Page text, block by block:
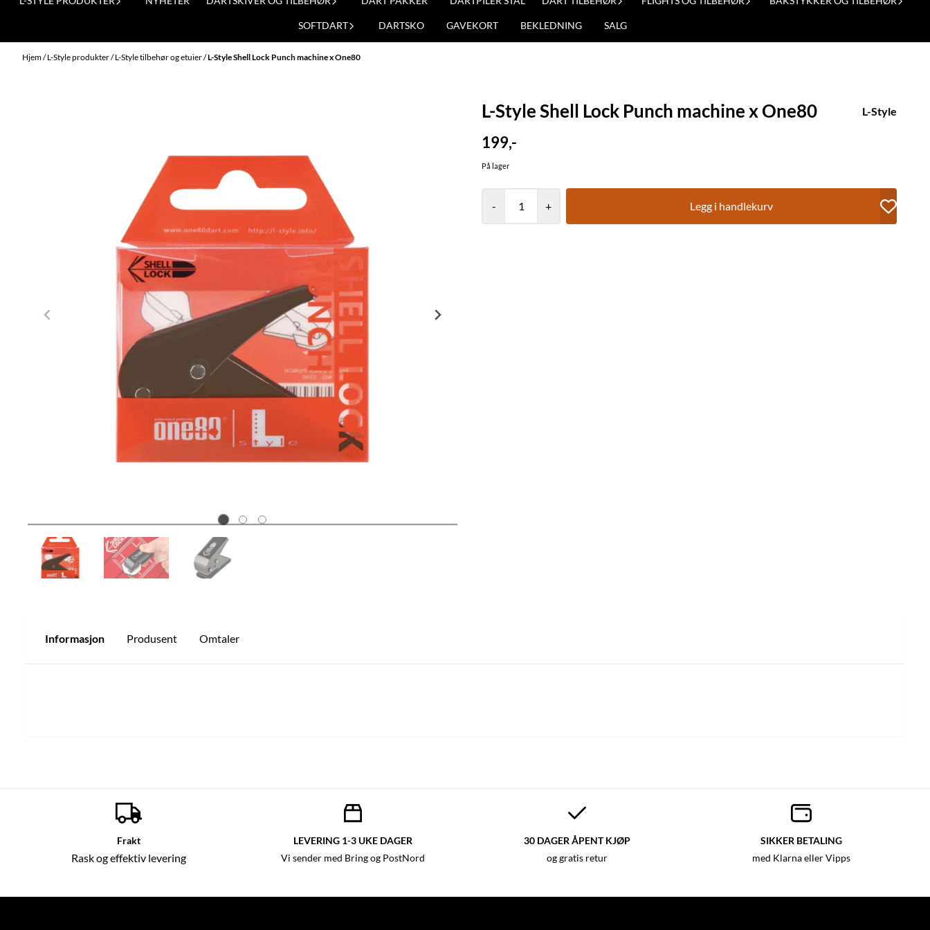
SOFTDART DARTSKO GAVEKORT BEKLEDNING SALG
Hjem/L-Style produkter/L-Style tilbehør og etuier/L-Style Shell Lock Punch machine x One80
L-Style Shell Lock Punch machine x One80 L-Style
199,-
På lager
- + Legg i handlekurv
Informasjon Produsent Omtaler
Frakt
Rask og effektiv levering
LEVERING 1-3 UKE DAGER
Vi sender med Bring og PostNord
30 DAGER ÅPENT KJØP
og gratis retur
SIKKER BETALING
med Klarna eller Vipps